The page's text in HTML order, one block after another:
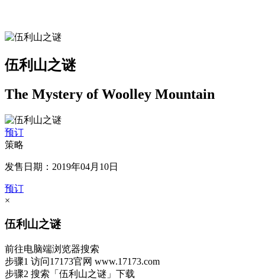
伍利山之谜
The Mystery of Woolley Mountain
预订
策略
发售日期：2019年04月10日
预订
×
伍利山之谜
前往电脑端浏览器搜索
步骤1 访问17173官网 www.17173.com
步骤2 搜索 「伍利山之谜」 下载